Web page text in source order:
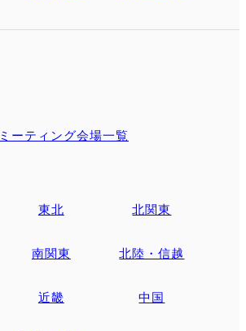
ミーティング会場一覧
東北 北関東
南関東 北陸・信越
近畿 中国